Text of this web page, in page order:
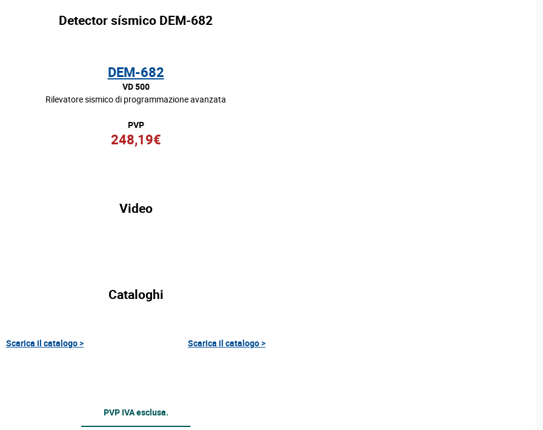
Detector sísmico DEM-682
DEM-682
VD 500
Rilevatore sismico di programmazione avanzata
PVP
248,19€
Video
Cataloghi
Scarica il catalogo > Scarica il catalogo >
PVP IVA esclusa.